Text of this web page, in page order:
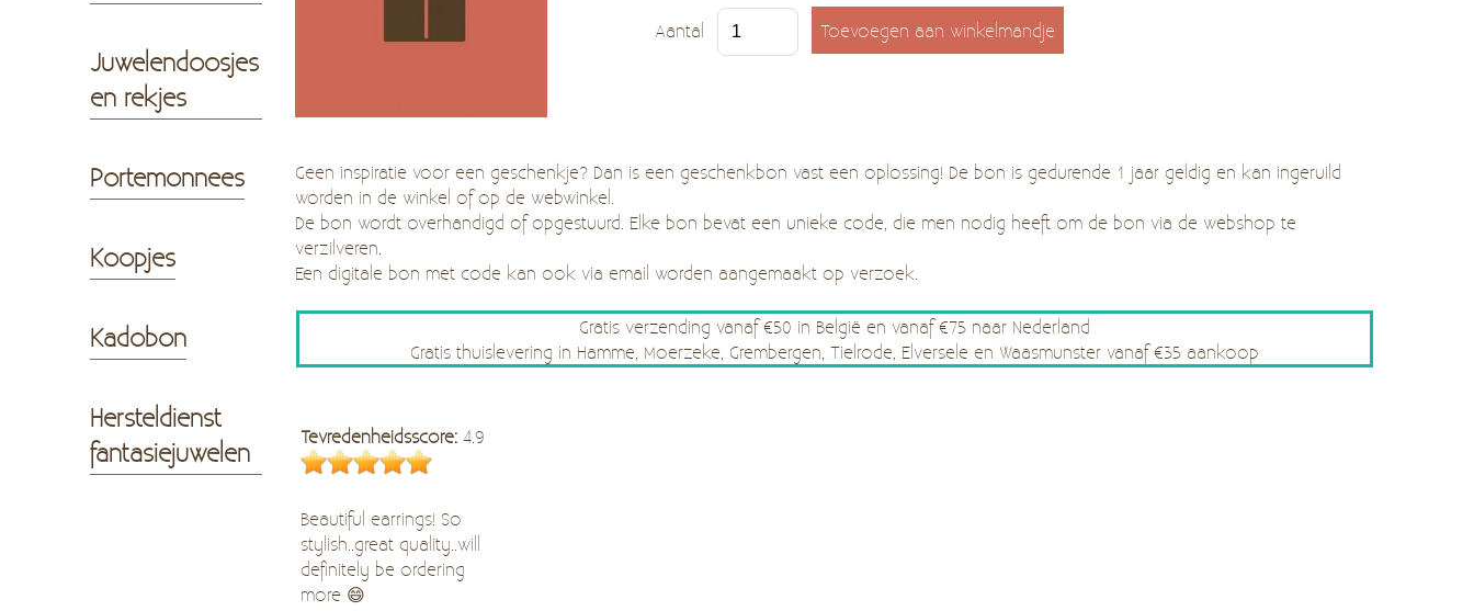
Juwelendoosjes
en rekjes
Portemonnees
Koopjes
Kadobon
Hersteldienst
fantasiejuwelen
Aantal
Geen inspiratie voor een geschenkje? Dan is een geschenkbon vast een oplossing! De bon is gedurende 1 jaar geldig en kan ingeruild
worden in de winkel of op de webwinkel.
De bon wordt overhandigd of opgestuurd. Elke bon bevat een unieke code, die men nodig heeft om de bon via de webshop te
verzilveren.
Een digitale bon met code kan ook via email worden aangemaakt op verzoek.
Gratis verzending vanaf €50 in België en vanaf €75 naar Nederland
Gratis thuislevering in Hamme, Moerzeke, Grembergen, Tielrode, Elversele en Waasmunster vanaf €35 aankoop
Tevredenheidsscore: 4.9
Beautiful earrings! So
stylish..great quality..will
definitely be ordering
more 😄